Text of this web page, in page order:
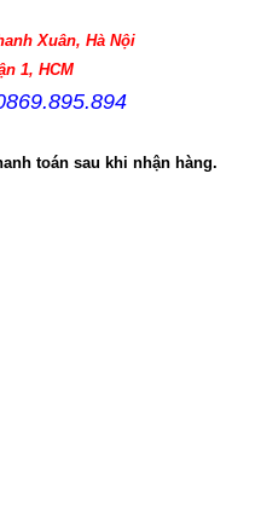
Xuân, Hà Nội
1, HCM
toán sau khi nhận hàng.